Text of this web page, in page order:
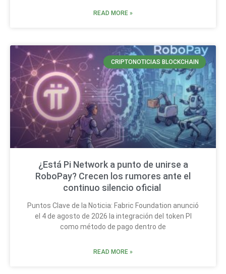
READ MORE »
CRIPTONOTICIAS BLOCKCHAIN
¿Está Pi Network a punto de unirse a
RoboPay? Crecen los rumores ante el
continuo silencio oficial
Puntos Clave de la Noticia: Fabric Foundation anunció
el 4 de agosto de 2026 la integración del token PI
como método de pago dentro de
READ MORE »